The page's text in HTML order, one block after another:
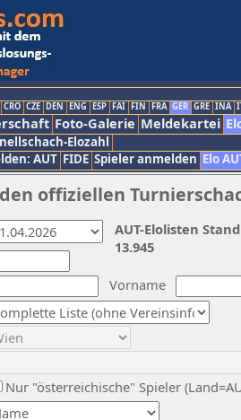
CRO CZE DEN ENG ESP FAI FIN FRA GER GRE INA
Foto-Galerie Meldekartei
Elozahl
AUT FIDE Spieler anmelden Elo
offiziellen
Vorname
Nur "österreichische" Spieler
AUT-Elolisten
13.945